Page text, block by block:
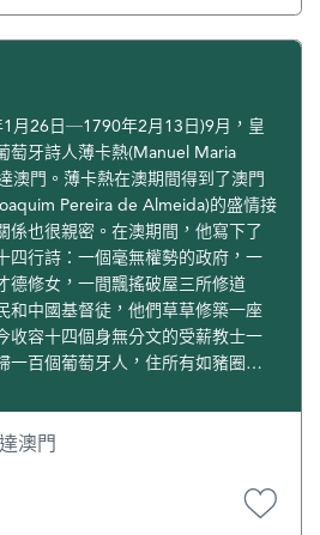
月26日─1790年2月13日)9月，皇
萄牙詩人薄卡熱(Manuel Maria
澳門。薄卡熱在澳期間得到了澳門
Pereira de Almeida)的盛情接
係也很親密。在澳期間，他寫下了
四行詩：一個毫無權勢的政府，一
德修女，一間飄搖破屋三所修道
和中國基督徒，他們草草修築一座
收容十四個身無分文的受薪教士一
一百個葡萄牙人，住所有如豬圈六
神學校，一所還破舊不堪一個凌駕
萄牙在澳門擁有的全部這首刻薄
no Séc. ⅩⅧ, p. 673.原文見Calos
澳門